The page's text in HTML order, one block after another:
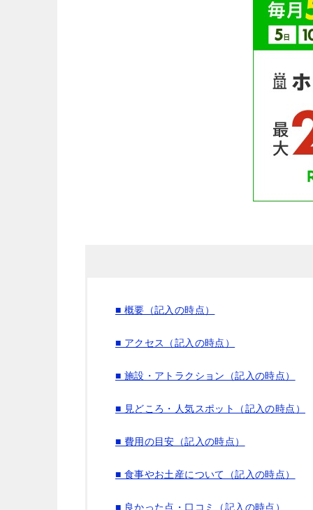
■ 概要（記入の時点）
■ アクセス（記入の時点）
■ 施設・アトラクション（記入の時点）
■ 見どころ・人気スポット（記入の時点）
■ 費用の目安（記入の時点）
■ 食事やお土産について（記入の時点）
■ 良かった点・口コミ（記入の時点）